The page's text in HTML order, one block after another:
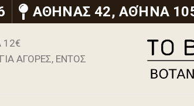
ΑΘΗΝΑΣ 42, ΑΘΉΝΑ
12€
ΑΓΟΡΕΣ, ΕΝΤΟΣ